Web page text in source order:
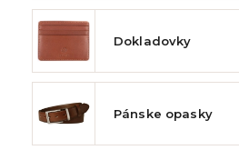
Dokladovky
Pánske opasky